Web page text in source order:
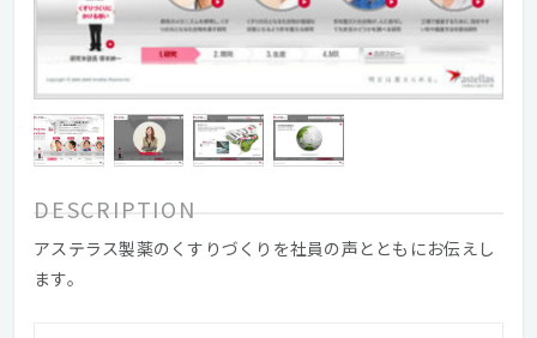
DESCRIPTION
アステラス製薬のくすりづくりを社員の声とともにお伝えし
ます。